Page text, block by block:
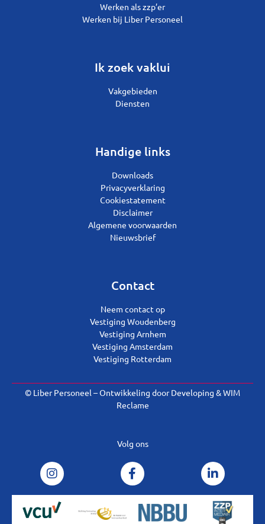
Werken als zzp’er
Werken bij Liber Personeel
Ik zoek vaklui
Vakgebieden
Diensten
Handige links
Downloads
Privacyverklaring
Cookiestatement
Disclaimer
Algemene voorwaarden
Nieuwsbrief
Contact
Neem contact op
Vestiging Woudenberg
Vestiging Arnhem
Vestiging Amsterdam
Vestiging Rotterdam
© Liber Personeel – Ontwikkeling doorDeveloping &WIM
Reclame
Volg ons